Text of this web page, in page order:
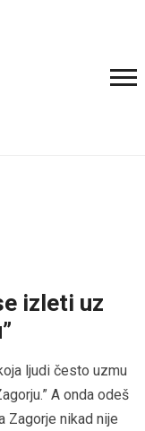
izleti uz
ljudi često uzmu
A onda odeš
Zagorje nikad nije